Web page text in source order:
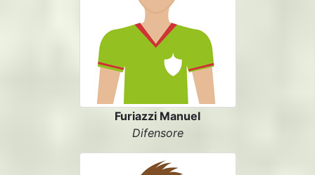
Furiazzi Manuel
Difensore